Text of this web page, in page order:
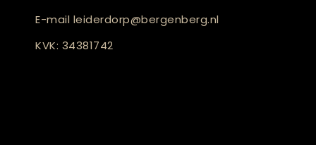
E-mail leiderdorp@bergenberg.nl
KVK: 34381742